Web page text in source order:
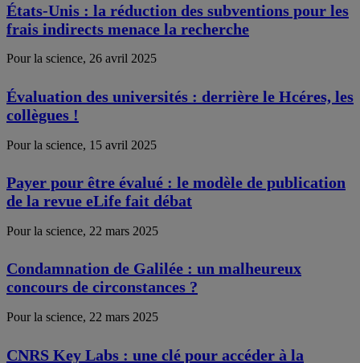
États-Unis : la réduction des subventions pour les
frais indirects menace la recherche
Pour la science, 26 avril 2025
Évaluation des universités : derrière le Hcéres, les
collègues !
Pour la science, 15 avril 2025
Payer pour être évalué : le modèle de publication
de la revue eLife fait débat
Pour la science, 22 mars 2025
Condamnation de Galilée : un malheureux
concours de circonstances ?
Pour la science, 22 mars 2025
CNRS Key Labs : une clé pour accéder à la